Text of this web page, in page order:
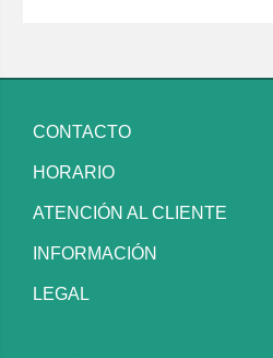
CONTACTO
HORARIO
ATENCIÓN AL CLIENTE
INFORMACIÓN
LEGAL